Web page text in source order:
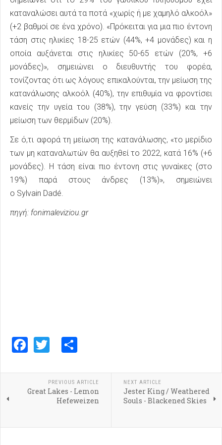
καταναλώσει αυτά τα ποτά «χωρίς ή με χαμηλό αλκοόλ»
(+2 βαθμοί σε ένα χρόνο). «Πρόκειται για μια πιο έντονη
τάση στις ηλικίες 18-25 ετών (44%, +4 μονάδες) και η
οποία αυξάνεται στις ηλικίες 50-65 ετών (20%, +6
μονάδες)», σημειώνει ο διευθυντής του φορέα,
τονίζοντας ότι ως λόγους επικαλούνται, την μείωση της
κατανάλωσης αλκοόλ (40%), την επιθυμία να φροντίσει
κανείς την υγεία του (38%), την γεύση (33%) και την
μείωση των θερμίδων (20%).
Σε ό,τι αφορά τη μείωση της κατανάλωσης, «το μερίδιο
των μη καταναλωτών θα αυξηθεί το 2022, κατά 16% (+6
μονάδες). Η τάση είναι πιο έντονη στις γυναίκες (στο
19%) παρά στους άνδρες (13%)», σημειώνει
ο Sylvain Dadé.
πηγή: fonimaleviziou.gr
Facebook
Twitter
PREVIOUS ARTICLE
Great Lakes - Lemon
Hefeweizen
NEXT ARTICLE
Jester King / Weathered
Souls - Blackened Skies